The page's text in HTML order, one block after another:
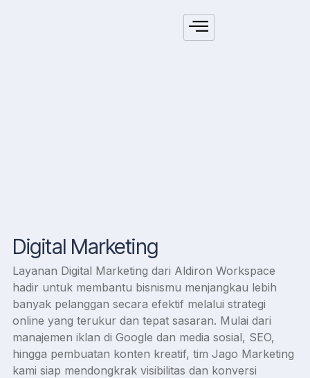
Digital Marketing
Layanan Digital Marketing dari Aldiron Workspace
hadir untuk membantu bisnismu menjangkau lebih
banyak pelanggan secara efektif melalui strategi
online yang terukur dan tepat sasaran. Mulai dari
manajemen iklan di Google dan media sosial, SEO,
hingga pembuatan konten kreatif, tim Jago Marketing
kami siap mendongkrak visibilitas dan konversi